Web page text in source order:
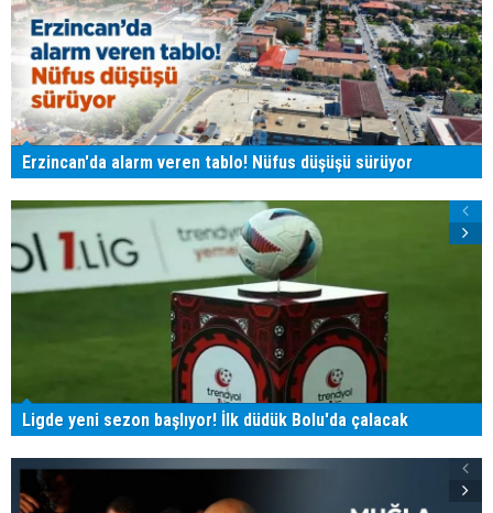
Erzincan'da alarm veren tablo! Nüfus düşüşü sürüyor
Ligde yeni sezon başlıyor! İlk düdük Bolu'da çalacak